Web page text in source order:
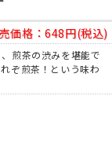
価格：648円(税込)
煎茶の渋みを堪能で
ぞ煎茶！という味わ